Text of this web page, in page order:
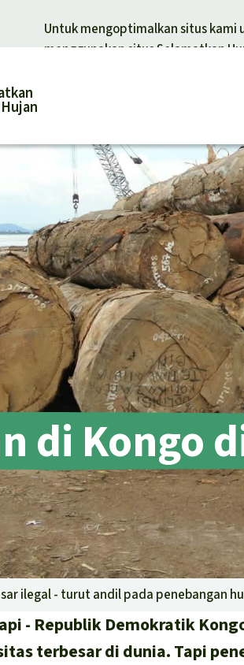
Untuk mengoptimalkan situs kami
menggunakan situs Selamatkan
Donasi untuk tema
Pelindungan hewan
Hutan hujan
Pembela hutan hujan
ilegal - turut andil pada penebangan
di Kongo
- Republik Demokratik
terbesar di dunia. Tapi